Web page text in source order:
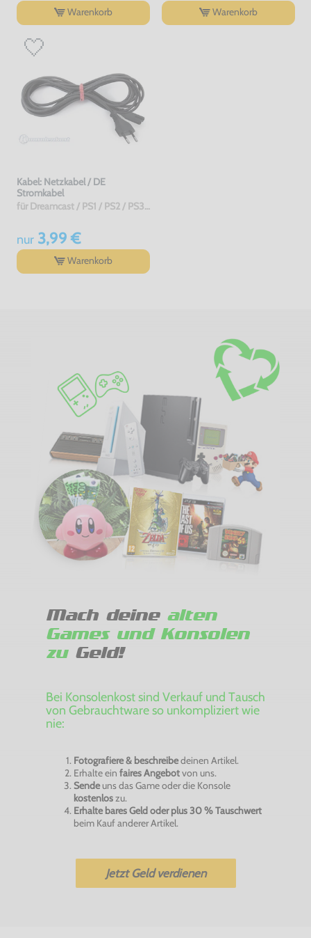
Warenkorb Warenkorb
Kabel: Netzkabel / DE
Stromkabel
für Dreamcast / PS1 / PS2 / PS3 / PS4 / Saturn / Xbox / 3DO, gebraucht, NEUWERTIG
nur3,99 €
Warenkorb
Mach deine alten
Games und Konsolen
zuGeld!
Bei Konsolenkost sind Verkauf und Tausch
von Gebrauchtware so unkompliziert wie
nie:
Fotografiere & beschreibedeinen Artikel.
Erhalte ein faires Angebotvon uns.
Sendeuns das Game oder die Konsole
kostenloszu.
Erhalte bares Geld oder plus 30 % Tauschwert
beim Kauf anderer Artikel.
Jetzt Geld verdienen